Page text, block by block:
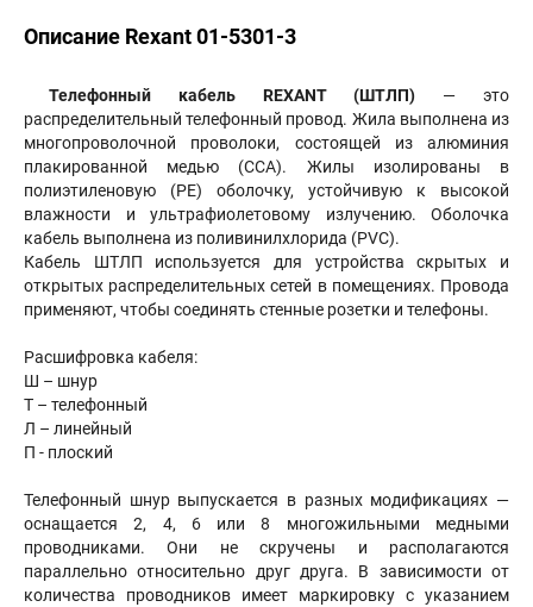
Описание Rexant 01-5301-3
Телефонный кабель REXANT (ШТЛП) — это
распределительный телефонный провод. Жила выполнена из
многопроволочной проволоки, состоящей из алюминия
плакированной медью (CCA). Жилы изолированы в
полиэтиленовую (PE) оболочку, устойчивую к высокой
влажности и ультрафиолетовому излучению. Оболочка
кабель выполнена из поливинилхлорида (PVC).
Кабель ШТЛП используется для устройства скрытых и
открытых распределительных сетей в помещениях. Провода
применяют, чтобы соединять стенные розетки и телефоны.
Расшифровка кабеля:
Ш – шнур
Т – телефонный
Л – линейный
П - плоский
Телефонный шнур выпускается в разных модификациях —
оснащается 2, 4, 6 или 8 многожильными медными
проводниками. Они не скручены и располагаются
параллельно относительно друг друга. В зависимости от
количества проводников имеет маркировку с указанием